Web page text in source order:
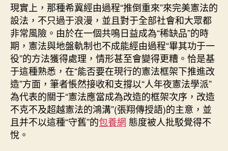
現實上，那種希冀經由過程“推倒重來”來完美憲法的
設法，不只過于浪漫，並且對于全部社會和大眾都
非常風險。由於在一個共鳴日益成為“稀缺品”的時
期，憲法與地盤軌制也不成能經由過程“畢其功于一
役”的方法獲得處理，情形甚至會變得更糟。恰是基
于這種熟悉，在“能否要在現行的憲法框架下推進改
造”方面，筆者悵然接收和支撐以“人年夜憲法學派”
為代表的關于“憲法應當成為改造的框架次序，改造
不克不及超越憲法的鴻溝”(張翔傳授語)的主意，並
且并不以這種“守舊”的包養網 態度被人批駁覺得不
悅。